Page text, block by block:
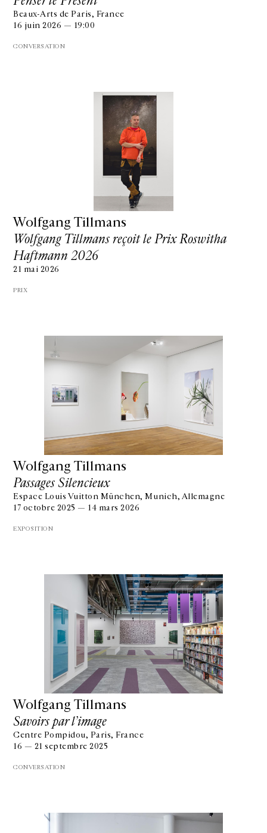
Beaux-Arts de Paris, France
16 juin 2026 — 19:00
CONVERSATION
Wolfgang Tillmans
Wolfgang Tillmans reçoit le Prix Roswitha
Haftmann 2026
21 mai 2026
PRIX
Wolfgang Tillmans
Passages Silencieux
Espace Louis Vuitton München, Munich, Allemagne
17 octobre 2025 — 14 mars 2026
EXPOSITION
Wolfgang Tillmans
Savoirs par l’image
Centre Pompidou, Paris, France
16 — 21 septembre 2025
CONVERSATION